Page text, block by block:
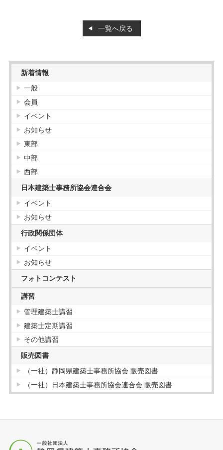
会員紹介
講習
管理建築士講習
建築士定期講習
販売図書
一覧へ戻る
新着情報
一般
会員
イベント
お知らせ
東部
中部
西部
日本建築士事務所協会連合会
イベント
お知らせ
行政関係団体
イベント
お知らせ
フォトコンテスト
講習
管理建築士講習
建築士定期講習
その他講習
販売図書
（一社）静岡県建築士事務所協会 販売図書
（一社）日本建築士事務所協会連合会 販売図書